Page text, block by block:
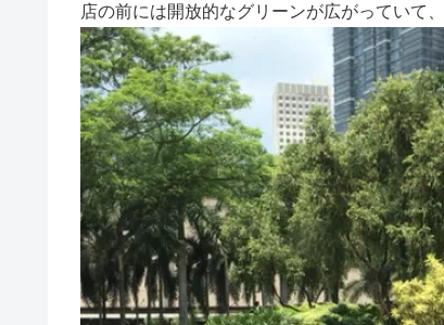
店の前には開放的なグリーンが広がっていて